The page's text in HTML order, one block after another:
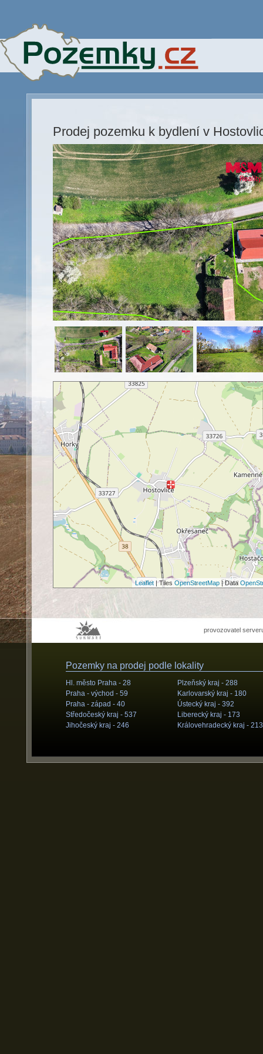
Prodej pozemku k bydlení v
Leaflet | Tiles OpenStreetMap | Data
provozovatel
Pozemky na prodej podle lokality
Hl. město Praha - 28
Praha - východ - 59
Praha - západ - 40
Středočeský kraj - 537
Jihočeský kraj - 246
Plzeňský kraj - 288
Karlovarský kraj - 180
Ústecký kraj - 392
Liberecký kraj - 173
Královehradecký kraj - 213